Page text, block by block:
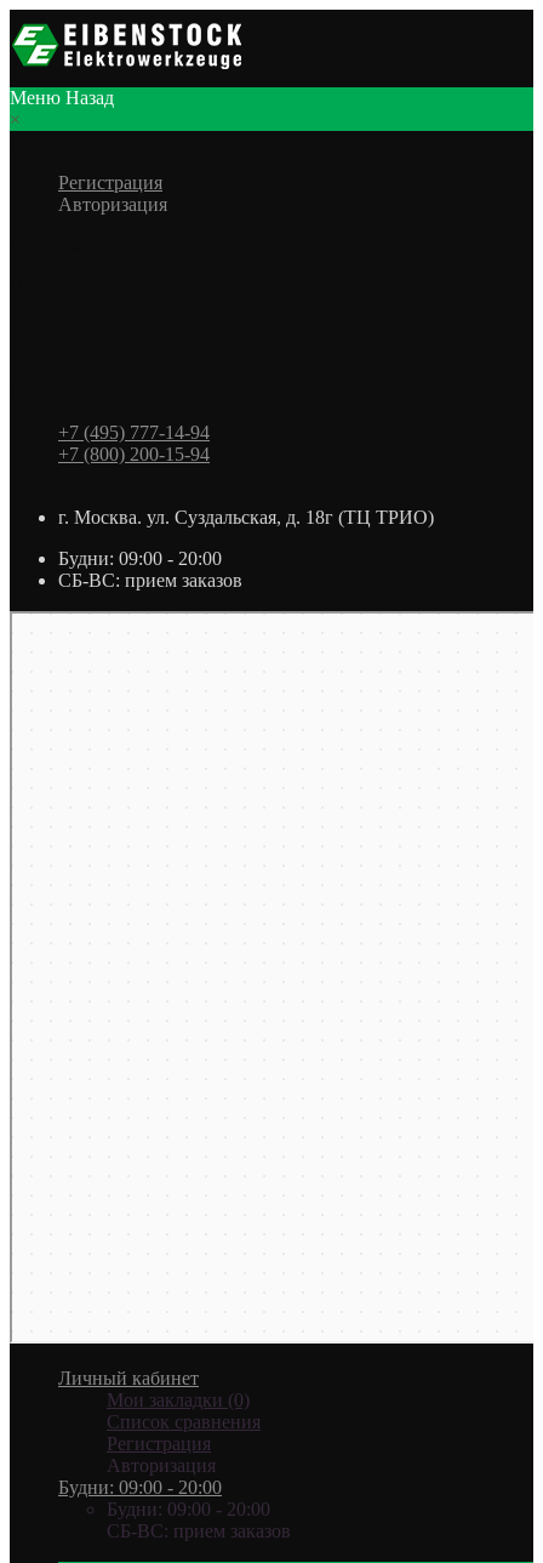
Меню Назад
×
Регистрация
Авторизация
+7 (495) 777-14-94
+7 (800) 200-15-94
г. Москва. ул. Суздальская, д. 18г (ТЦ ТРИО)
Будни: 09:00 - 20:00
СБ-ВС: прием заказов
Личный кабинет
Мои закладки (0)
Список сравнения
Регистрация
Авторизация
Будни: 09:00 - 20:00
Будни: 09:00 - 20:00
СБ-ВС: прием заказов